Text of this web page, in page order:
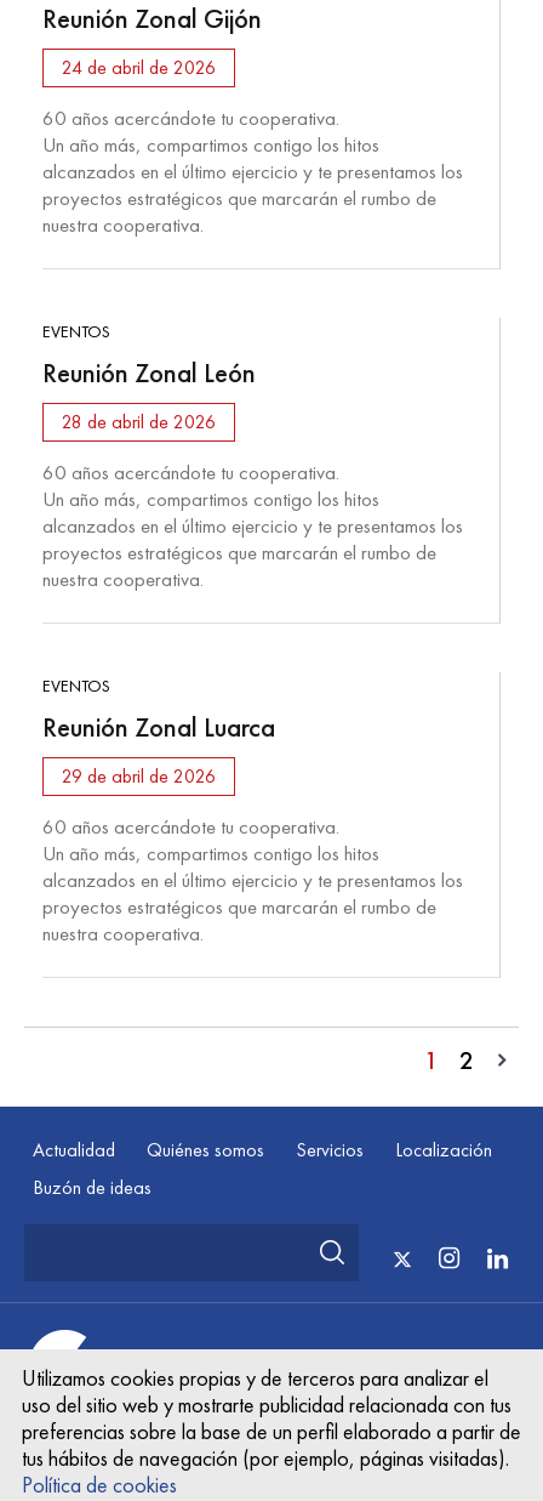
Reunión Zonal Gijón
24 de abril de 2026
60 años acercándote tu cooperativa.
Un año más, compartimos contigo los hitos
alcanzados en el último ejercicio y te presentamos los
proyectos estratégicos que marcarán el rumbo de
nuestra cooperativa.
EVENTOS
Reunión Zonal León
28 de abril de 2026
60 años acercándote tu cooperativa.
Un año más, compartimos contigo los hitos
alcanzados en el último ejercicio y te presentamos los
proyectos estratégicos que marcarán el rumbo de
nuestra cooperativa.
EVENTOS
Reunión Zonal Luarca
29 de abril de 2026
60 años acercándote tu cooperativa.
Un año más, compartimos contigo los hitos
alcanzados en el último ejercicio y te presentamos los
proyectos estratégicos que marcarán el rumbo de
nuestra cooperativa.
1 2
Actualidad Quiénes somos Servicios
Localización
Buzón de ideas
© Cooperativa Farmacéutica Asturiana Fri Aug 07
15:14:15 UTC 2026
Mapa web Documento legal
Política de privacidad
Cookies
Utilizamos cookies propias y de terceros para analizar el
uso del sitio web y mostrarte publicidad relacionada con tus
preferencias sobre la base de un perfil elaborado a partir de
tus hábitos de navegación (por ejemplo, páginas visitadas).
Política de cookies